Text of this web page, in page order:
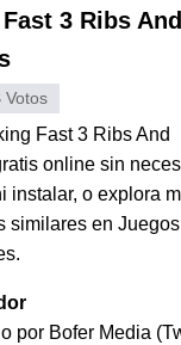
3 Ribs And
Votos
Fast 3 Ribs And
online sin
instalar, o explora
similares en
por Bofer Media